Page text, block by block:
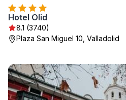
Hotel Olid
8.1 (3740)
Plaza San Miguel 10, Valladolid